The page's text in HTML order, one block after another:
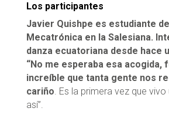
Los participantes
Javier Quishpe es estudiante
Mecatrónica en la Salesiana.
danza ecuatoriana desde hace
“No me esperaba esa acogida,
increíble que tanta gente nos
cariño. Es la primera vez que
así”.